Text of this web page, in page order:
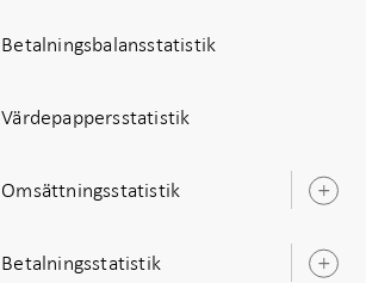
Betalningsbalansstatistik
Värdepappersstatistik
Omsättningsstatistik
Betalningsstatistik